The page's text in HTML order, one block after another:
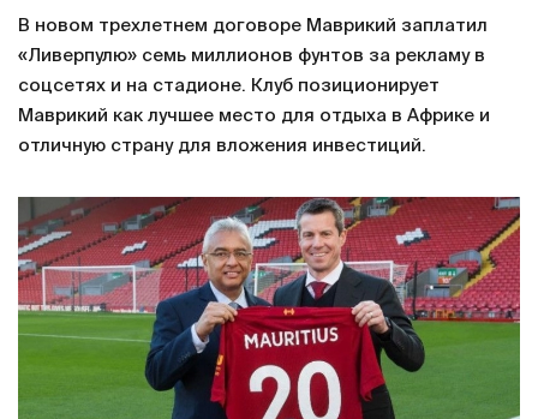
В новом трехлетнем договоре Маврикий заплатил
«Ливерпулю» семь миллионов фунтов за рекламу в
соцсетях и на стадионе. Клуб позиционирует
Маврикий как лучшее место для отдыха в Африке и
отличную страну для вложения инвестиций.